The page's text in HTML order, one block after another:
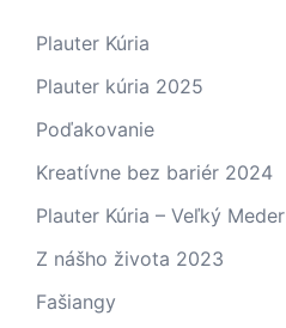
Plauter Kúria
Plauter kúria 2025
Poďakovanie
Kreatívne bez bariér 2024
Plauter Kúria – Veľký Meder
Z nášho života 2023
Fašiangy